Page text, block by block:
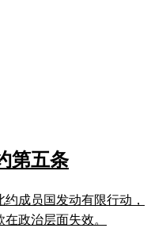
第五条
成员国发动有限行动，
政治层面失效。